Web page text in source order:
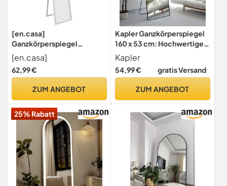
[en.casa]
Ganzkörperspiegel
Giovinazzo Standspiegel
mit Rahmen 150 x 35 cm
neigbar Bodenspiegel zum
rechteckig Flurspiegel
[en.casa]
62,99 €
ZUM ANGEBOT
Kapler Ganzkörperspiegel
160 x 53 cm: Hochwertiger
Standspiegel mit
Aluminiumrahmen,
Rechteckig, Stehend oder
und Schlafzimmer, Schwarz
Kapler
54,99 € gratis Versand
ZUM ANGEBOT
25% Rabatt